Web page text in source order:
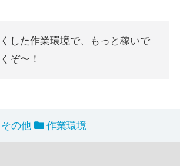
した作業環境で、もっと稼いで
ぞ〜！
その他 作業環境